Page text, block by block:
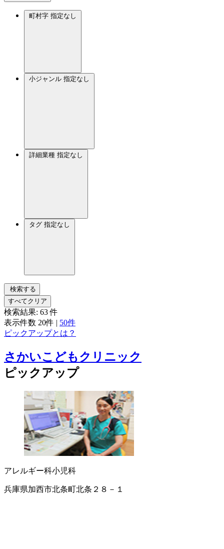
町村字 指定なし
小ジャンル 指定なし
詳細業種 指定なし
タグ 指定なし
検索する
すべてクリア
検索結果: 63 件
表示件数 20件 | 50件
ピックアップとは？
さかいこどもクリニック
ピックアップ
アレルギー科小児科
兵庫県加西市北条町北条２８－１